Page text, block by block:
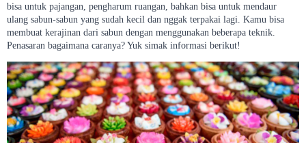
bisa untuk pajangan, pengharum ruangan, bahkan bisa untuk mendaur
ulang sabun-sabun yang sudah kecil dan nggak terpakai lagi. Kamu bisa
membuat kerajinan dari sabun dengan menggunakan beberapa teknik.
Penasaran bagaimana caranya? Yuk simak informasi berikut!